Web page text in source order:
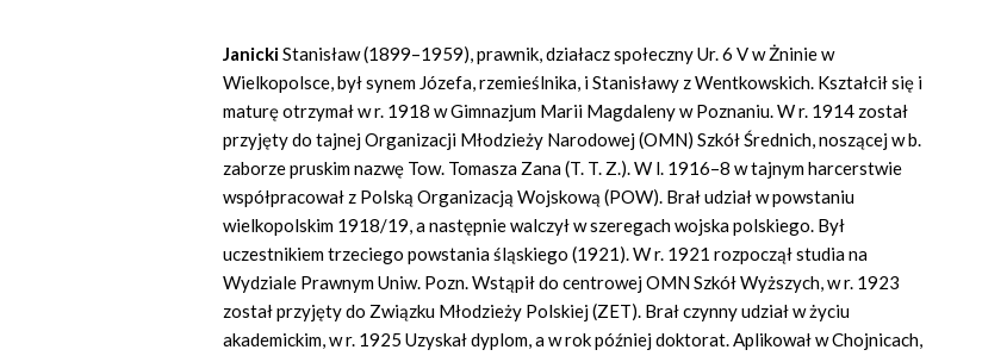
JanickiStanisław (1899–1959), prawnik, działacz społeczny Ur. 6 V w Żninie w
Wielkopolsce, był synem Józefa, rzemieślnika, i Stanisławy z Wentkowskich. Kształcił się i
maturę otrzymał w r. 1918 w Gimnazjum Marii Magdaleny w Poznaniu. W r. 1914 został
przyjęty do tajnej Organizacji Młodzieży Narodowej (OMN) Szkół Średnich, noszącej w b.
zaborze pruskim nazwę Tow. Tomasza Zana (T. T. Z.). W l. 1916–8 w tajnym harcerstwie
współpracował z Polską Organizacją Wojskową (POW). Brał udział w powstaniu
wielkopolskim 1918/19, a następnie walczył w szeregach wojska polskiego. Był
uczestnikiem trzeciego powstania śląskiego (1921). W r. 1921 rozpoczął studia na
Wydziale Prawnym Uniw. Pozn. Wstąpił do centrowej OMN Szkół Wyższych, w r. 1923
został przyjęty do Związku Młodzieży Polskiej (ZET). Brał czynny udział w życiu
akademickim, w r. 1925 Uzyskał dyplom, a w rok później doktorat. Aplikował w Chojnicach,